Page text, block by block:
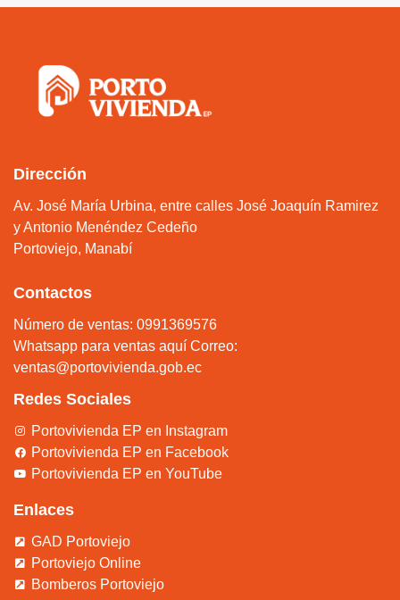
Dirección
Av. José María Urbina, entre calles José Joaquín Ramirez
y Antonio Menéndez Cedeño
Portoviejo, Manabí
Contactos
Número de ventas: 0991369576
Whatsapp para ventas aquí Correo:
ventas@portovivienda.gob.ec
Redes Sociales
Portovivienda EP en Instagram
Portovivienda EP en Facebook
Portovivienda EP en YouTube
Enlaces
GAD Portoviejo
Portoviejo Online
Bomberos Portoviejo